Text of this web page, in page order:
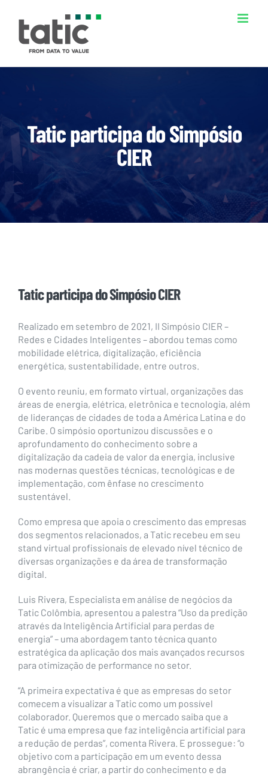
conteúdo
Tatic participa do Simpósio
CIER
Tatic participa do Simpósio CIER
Realizado em setembro de 2021, II Simpósio CIER –
Redes e Cidades Inteligentes – abordou temas como
mobilidade elétrica, digitalização, eficiência
energética, sustentabilidade, entre outros.
O evento reuniu, em formato virtual, organizações das
áreas de energia, elétrica, eletrônica e tecnologia, além
de lideranças de cidades de toda a América Latina e do
Caribe. O simpósio oportunizou discussões e o
aprofundamento do conhecimento sobre a
digitalização da cadeia de valor da energia, inclusive
nas modernas questões técnicas, tecnológicas e de
implementação, com ênfase no crescimento
sustentável.
Como empresa que apoia o crescimento das empresas
dos segmentos relacionados, a Tatic recebeu em seu
stand virtual profissionais de elevado nível técnico de
diversas organizações e da área de transformação
digital.
Luis Rivera, Especialista em análise de negócios da
Tatic Colômbia, apresentou a palestra “Uso da predição
através da Inteligência Artificial para perdas de
energia” – uma abordagem tanto técnica quanto
estratégica da aplicação dos mais avançados recursos
para otimização de performance no setor.
“A primeira expectativa é que as empresas do setor
comecem a visualizar a Tatic como um possível
colaborador. Queremos que o mercado saiba que a
Tatic é uma empresa que faz inteligência artificial para
a redução de perdas”, comenta Rivera. E prossegue: “o
objetivo com a participação em um evento dessa
abrangência é criar, a partir do conhecimento e da